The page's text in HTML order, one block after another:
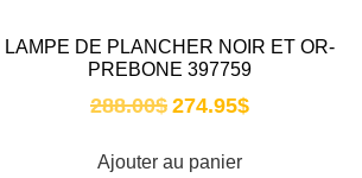
LAMPE DE PLANCHER NOIR ET OR-
PREBONE 397759
288.00$ 274.95$
Ajouter au panier